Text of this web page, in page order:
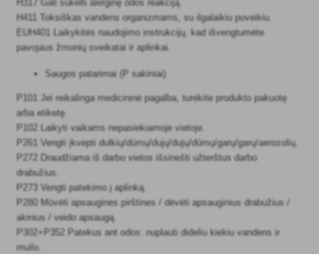
H317 Gali sukelti alerginę odos reakciją.
H411 Toksiškas vandens organizmams, su ilgalaikiu poveikiu.
EUH401 Laikykitės naudojimo instrukcijų, kad išvengtumėte
pavojaus žmonių sveikatai ir aplinkai.
Saugos patarimai (P sakiniai)
P101 Jei reikalinga medicininė pagalba, turėkite produkto pakuotę
arba etiketę.
P102 Laikyti vaikams nepasiekiamoje vietoje.
P261 Vengti įkvėpti dulkių/dūmų/dujų/dujų/dūmų/garų/garų/aerozolių.
P272 Draudžiama iš darbo vietos išsinešti užterštus darbo
drabužius.
P273 Vengti patekimo į aplinką.
P280 Mūvėti apsaugines pirštines / dėvėti apsauginius drabužius /
akinius / veido apsaugą.
P302+P352 Patekus ant odos: nuplauti dideliu kiekiu vandens ir
muilo.